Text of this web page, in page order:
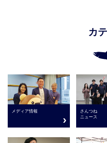
カ
メディア情報
さんつね
ニュース